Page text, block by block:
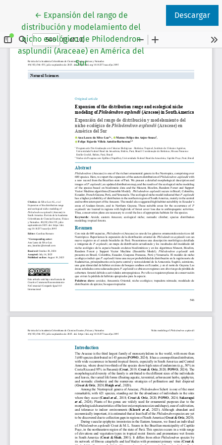
← Volver a los detalles del artículo
Expansión del rango de
distribución y modelamiento del
nicho ecológico de Philodendron
asplundii (Araceae) en América del
Sur
Descargar